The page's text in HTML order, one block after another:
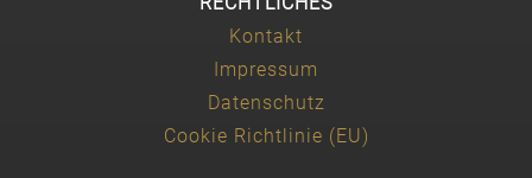
Kontakt
Impressum
Datenschutz
Cookie Richtlinie (EU)